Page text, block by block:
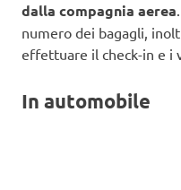
dalla compagnia aerea
numero dei bagagli,
effettuare il check-in e i
In automobile